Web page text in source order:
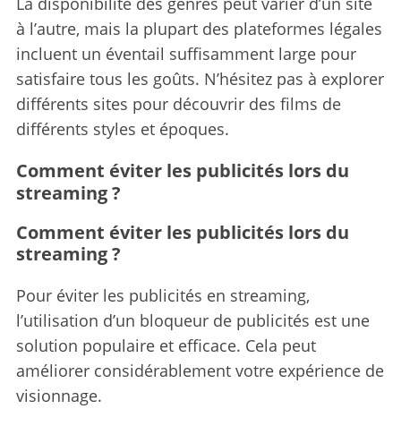
à l’autre, mais la plupart des plateformes légales
incluent un éventail suffisamment large pour
satisfaire tous les goûts. N’hésitez pas à explorer
différents sites pour découvrir des films de
différents styles et époques.
Comment éviter les publicités lors du
streaming ?
Comment éviter les publicités lors du
streaming ?
Pour éviter les publicités en streaming,
l’utilisation d’un bloqueur de publicités est une
solution populaire et efficace. Cela peut
améliorer considérablement votre expérience de
visionnage.